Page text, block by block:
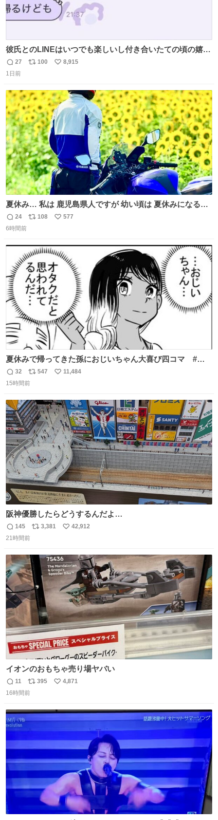
彼氏とのLINEはいつでも楽しいし付き合いたての頃の嬉し
かったLINEは無限にあるけど(同棲前は1日で各50通くらい
送りあってたし)最近嬉しかったのはこれ
返
信
27
リ
ト
数
100
い
数
8,915
1日前
夏休み… 私は 鹿児島県人ですが 幼い頃は 夏休みになると
母の郷… 山梨へ遊びに行くのが楽しみでした 母の実家へ 1
ヶ月近く泊まって … … 今の私は 医療従事者 お盆休み？ﾅﾆ
景 淡い記憶 そんな思い出の風景… ありますか？
返
信
24
リ
ト
数
108
い
数
577
6時間前
夏休みで帰ってきた孫におじいちゃん大喜び四コマ #四
コマ漫画 #Web漫画 #漫画が読めるハッシュタグ
返
信
32
リ
ポ
ト
数
547
い
数
11,484
15時間前
阪神優勝したらどうするんだよ…
返
信
145
リ
ト
数
3,381
い
数
42,912
21時間前
イオンのおもちゃ売り場ヤバい
返
信
11
リ
ポ
ト
395
い
数
4,871
16時間前